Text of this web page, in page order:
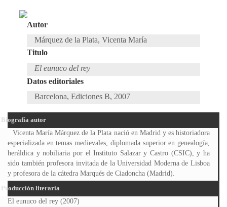
Autor
Márquez de la Plata, Vicenta María
Titulo
El eunuco del rey
Datos editoriales
Barcelona, Ediciones B, 2007
Biografía autor
Vicenta María Márquez de la Plata nació en Madrid y es historiadora
especializada en temas medievales, diplomada superior en genealogía,
heráldica y nobiliaria por el Instituto Salazar y Castro (CSIC), y ha
sido también profesora invitada de la Universidad Moderna de Lisboa
y profesora de la cátedra Marqués de Ciadoncha (Madrid).
Producción literaria
El eunuco del rey (2007)